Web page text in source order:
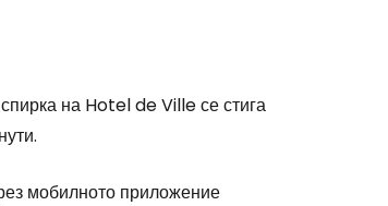
на Hotel de Ville се стига
мобилното приложение